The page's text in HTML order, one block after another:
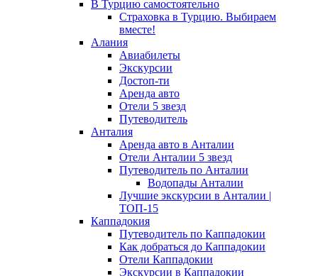
В Турцию самостоятельно
Страховка в Турцию. Выбираем
вместе!
Алания
Авиабилеты
Экскурсии
Достоп-ти
Аренда авто
Отели 5 звезд
Путеводитель
Анталия
Аренда авто в Анталии
Отели Анталии 5 звезд
Путеводитель по Анталии
Водопады Анталии
Лучшие экскурсии в Анталии |
ТОП-15
Каппадокия
Путеводитель по Каппадокии
Как добраться до Каппадокии
Отели Каппадокии
Экскурсии в Каппадокии